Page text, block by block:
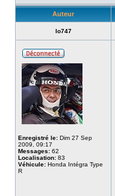
Auteur
lo747
Enregistré le: Dim 27 Sep
2009, 09:17
Messages: 62
Localisation: 83
Véhicule: Honda Intégra Type
R